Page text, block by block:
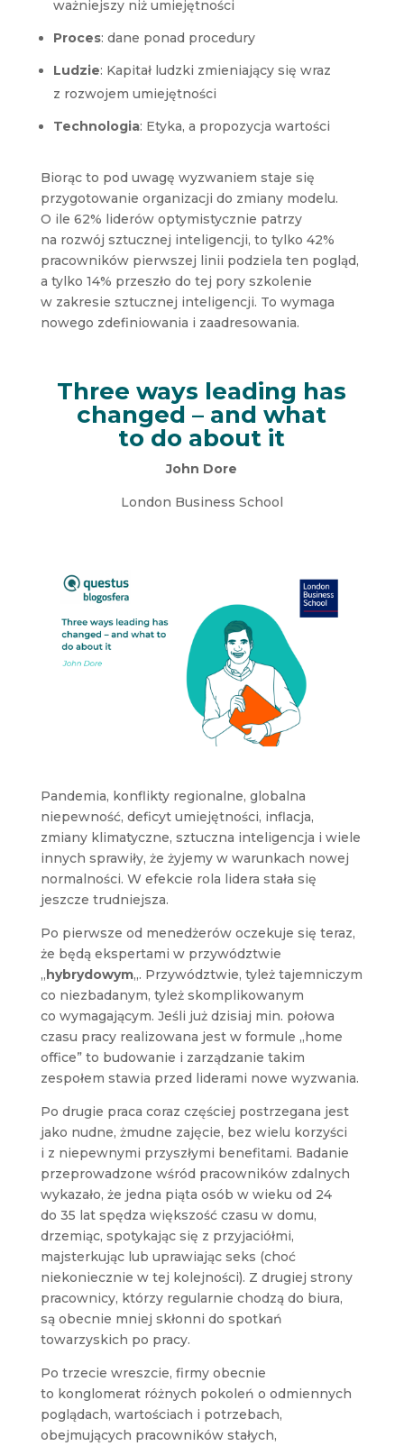
ważniejszy niż umiejętności
Proces: dane ponad procedury
Ludzie: Kapitał ludzki zmieniający się wraz
z rozwojem umiejętności
Technologia: Etyka, a propozycja wartości
Biorąc to pod uwagę wyzwaniem staje się
przygotowanie organizacji do zmiany modelu.
O ile 62% liderów optymistycznie patrzy
na rozwój sztucznej inteligencji, to tylko 42%
pracowników pierwszej linii podziela ten pogląd,
a tylko 14% przeszło do tej pory szkolenie
w zakresie sztucznej inteligencji. To wymaga
nowego zdefiniowania i zaadresowania.
Three ways leading has
changed – and what
to do about it
John Dore
London Business School
Pandemia, konflikty regionalne, globalna
niepewność, deficyt umiejętności, inflacja,
zmiany klimatyczne, sztuczna inteligencja i wiele
innych sprawiły, że żyjemy w warunkach nowej
normalności. W efekcie rola lidera stała się
jeszcze trudniejsza.
Po pierwsze od menedżerów oczekuje się teraz,
że będą ekspertami w przywództwie
„hybrydowym„. Przywództwie, tyleż tajemniczym
co niezbadanym, tyleż skomplikowanym
co wymagającym. Jeśli już dzisiaj min. połowa
czasu pracy realizowana jest w formule „home
office” to budowanie i zarządzanie takim
zespołem stawia przed liderami nowe wyzwania.
Po drugie praca coraz częściej postrzegana jest
jako nudne, żmudne zajęcie, bez wielu korzyści
i z niepewnymi przyszłymi benefitami. Badanie
przeprowadzone wśród pracowników zdalnych
wykazało, że jedna piąta osób w wieku od 24
do 35 lat spędza większość czasu w domu,
drzemiąc, spotykając się z przyjaciółmi,
majsterkując lub uprawiając seks (choć
niekoniecznie w tej kolejności). Z drugiej strony
pracownicy, którzy regularnie chodzą do biura,
są obecnie mniej skłonni do spotkań
towarzyskich po pracy.
Po trzecie wreszcie, firmy obecnie
to konglomerat różnych pokoleń o odmiennych
poglądach, wartościach i potrzebach,
obejmujących pracowników stałych,